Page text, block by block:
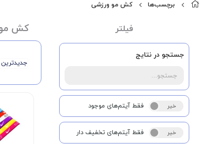
برچسب‌ها کش مو ورزشی
فیلتر
جستجو در نتایج
بله خیر فقط آیتم‌های موجود
بله خیر فقط آیتم‌های تخفیف دار
کش